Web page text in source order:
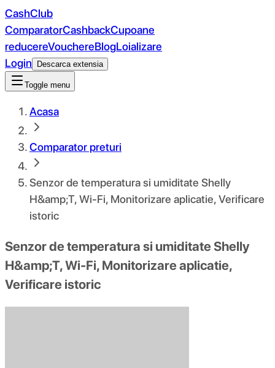
CashClub
ComparatorCashbackCupoane
reducereVouchereBlogLoializare
Login
Descarca extensia
Toggle menu
Acasa
Comparator preturi
Senzor de temperatura si umiditate Shelly
H&amp;T, Wi-Fi, Monitorizare aplicatie, Verificare
istoric
Senzor de temperatura si umiditate Shelly
H&amp;T, Wi-Fi, Monitorizare aplicatie,
Verificare istoric